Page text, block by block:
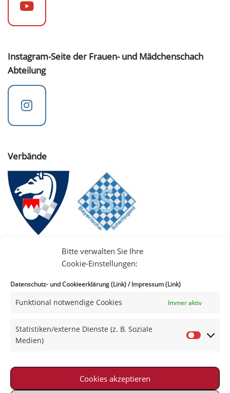
Bitte verwalten Sie Ihre
Cookie-Einstellungen:
Datenschutz- und Cookieerklärung (Link)/Impressum (Link)
Funktional notwendige Cookies Immer aktiv
Statistiken/externe Dienste (z. B. Soziale
Medien)
Cookies akzeptieren
Instagram-Seite der Frauen- und Mädchenschach
Abteilung
Verbände
|Datenschutz|Kontakt